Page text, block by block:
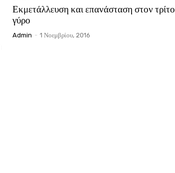
Εκμετάλλευση και επανάσταση στον τρίτο
γύρο
Admin - 1 Νοεμβρίου, 2016